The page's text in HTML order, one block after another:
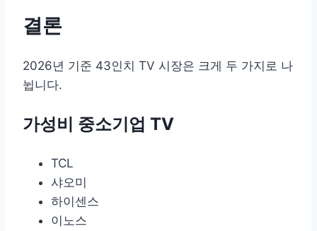
결론
2026년 기준 43인치 TV 시장은 크게 두 가지로 나
뉩니다.
가성비 중소기업 TV
TCL
샤오미
하이센스
이노스